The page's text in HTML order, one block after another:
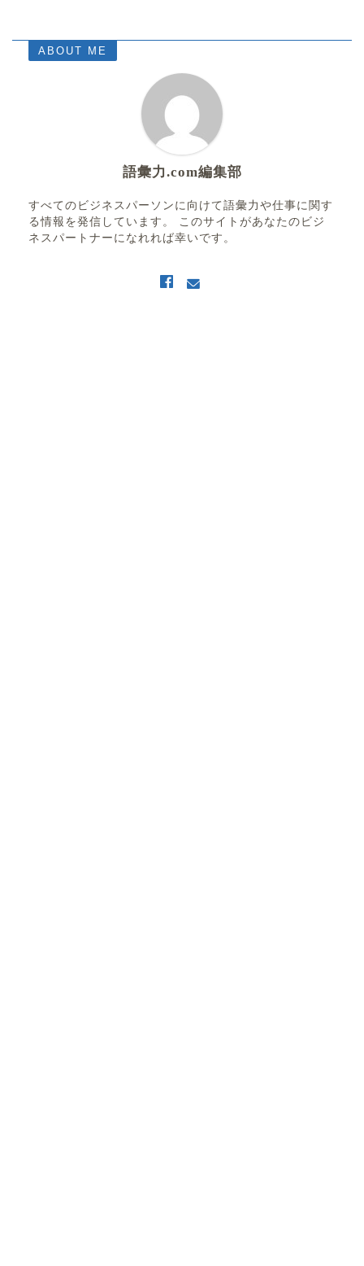
ABOUT ME
語彙力.com編集部
すべてのビジネスパーソンに向けて語彙力や仕事に関す
る情報を発信しています。 このサイトがあなたのビジ
ネスパートナーになれれば幸いです。